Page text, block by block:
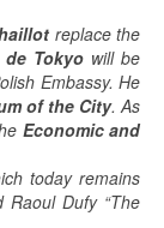
replace the
de Tokyo will be
Embassy. He
of the City. As
Economic and
today remains
Raoul Dufy “The